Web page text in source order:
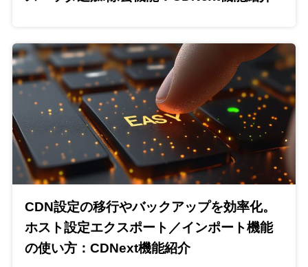
CDN設定の移行やバックアップを効率化。
ホスト設定エクスポート／インポート機能
の使い方：CDNext機能紹介